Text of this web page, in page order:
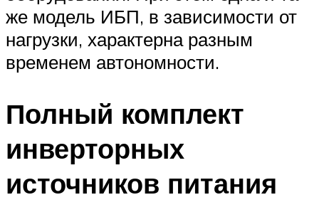
же модель ИБП, в зависимости от
нагрузки, характерна разным
временем автономности.
Полный комплект
инверторных
источников питания